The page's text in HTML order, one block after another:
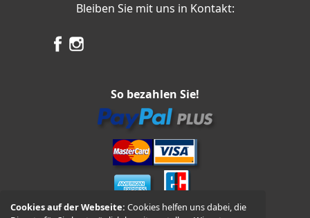
Cookies auf der Webseite:Cookies helfen uns dabei, die
Bleiben Sie mit uns in Kontakt:
So bezahlen Sie!